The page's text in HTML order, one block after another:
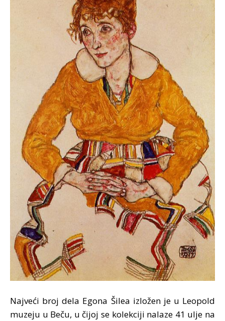
Najveći broj dela Egona Šilea izložen je u Leopold
muzeju u Beču, u čijoj se kolekciji nalaze 41 ulje na